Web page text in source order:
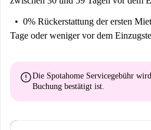
0% Rückerstattung der ersten
Tage oder weniger vor dem
errorDie Spotahome Servicegebühr wird
Buchung bestätigt ist.